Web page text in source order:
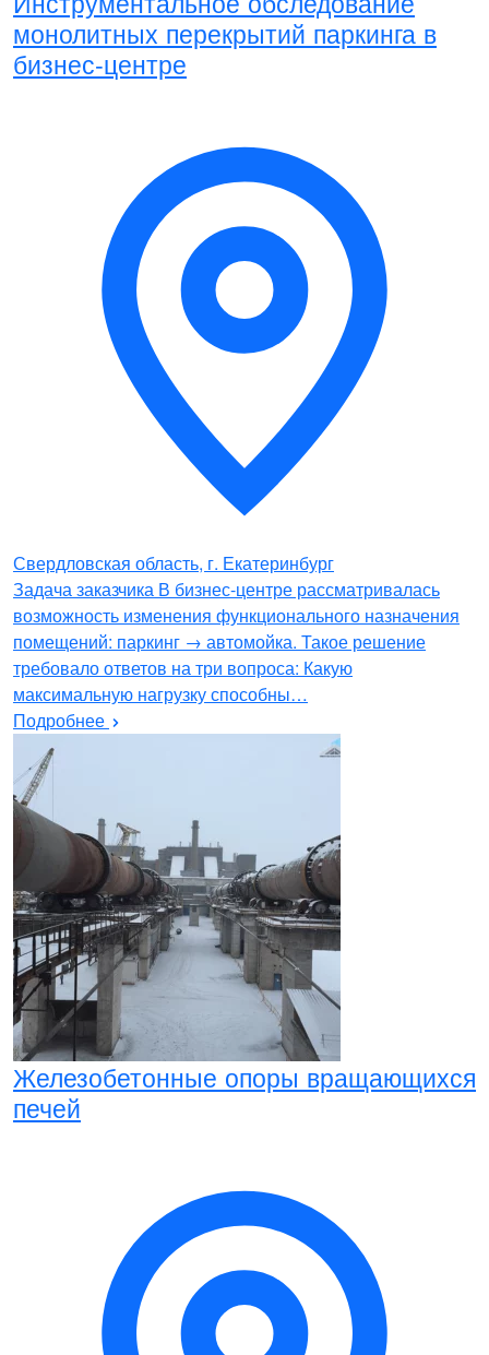
монолитных перекрытий паркинга в
бизнес-центре
Свердловская область, г. Екатеринбург
Задача заказчика В бизнес-центре рассматривалась
возможность изменения функционального назначения
помещений: паркинг → автомойка. Такое решение
требовало ответов на три вопроса: Какую
максимальную нагрузку способны…
Подробнее
Железобетонные опоры вращающихся
печей